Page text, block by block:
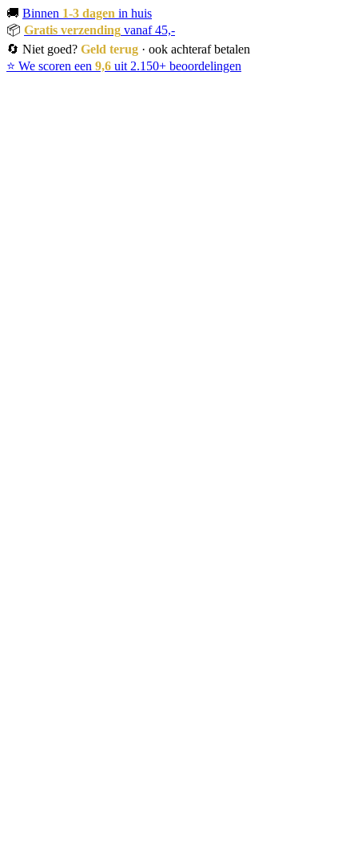
🚚 Binnen 1-3 dagen in huis
📦 Gratis verzending vanaf 45,-
🔄 Niet goed? Geld terug · ook achteraf betalen
⭐ We scoren een 9,6 uit 2.150+ beoordelingen